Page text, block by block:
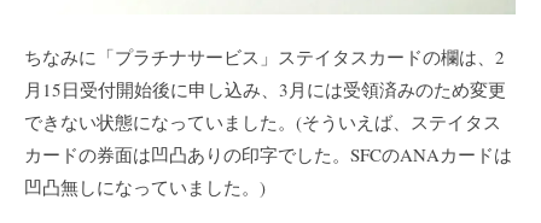
ちなみに「プラチナサービス」ステイタスカードの欄は、2
月15日受付開始後に申し込み、3月には受領済みのため変更
できない状態になっていました。(そういえば、ステイタス
カードの券面は凹凸ありの印字でした。SFCのANAカードは
凹凸無しになっていました。)